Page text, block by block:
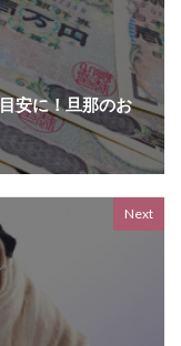
安に！旦那のお
Next